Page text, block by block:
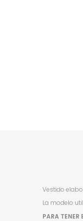
Vestido
La modelo
PARA TENER